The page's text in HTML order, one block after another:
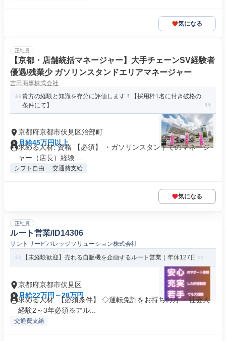
気になる
正社員
【京都・店舗統括マネージャー】大手チェーンSV経験者
優遇/残業少 ガソリンスタンドエリアマネージャー
吉田商事株式会社
貴方の経験と知識を存分に評価します！【採用枠1名に付き破格の
条件にて】
京都府京都市伏見区治部町
月給45万円以上
求める人材: 資格 【必須】 ・ガソリンスタンドでのマネージ
ャー（店長）経験 ...
シフト自由 交通費支給
気になる
正社員
ルート営業/ID14306
サントリービバレッジソリューション株式会社
【未経験歓迎】売れる自販機を企画するルート営業｜年休127日
京都府京都市伏見区
月給22万円～28万円
求める人材: 【必須条件】 ◇運転免許をお持ちの方 ・社会人
経験2～3年必須※アル...
交通費支給